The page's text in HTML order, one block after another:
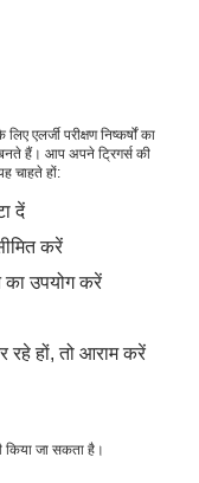
एलर्जी परीक्षण निष्कर्षों का
हैं। आप अपने ट्रिगर्स की
चाहते हों:
दें
करें
उपयोग करें
रहे हों, तो आराम करें
किया जा सकता है।